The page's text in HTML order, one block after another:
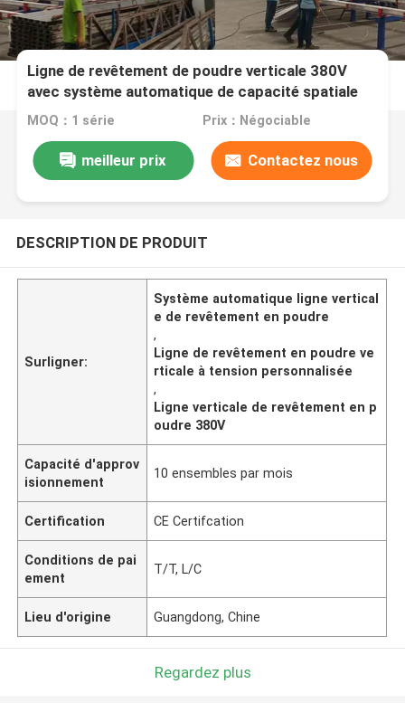
Ligne de revêtement de poudre verticale 380V
avec système automatique de capacité spatiale
de tension personnalisée
MOQ：1 série Prix：Négociable
meilleur prix Contactez nous
DESCRIPTION DE PRODUIT
Surligner:
Système automatique ligne vertical
e de revêtement en poudre
,
Ligne de revêtement en poudre ve
rticale à tension personnalisée
,
Ligne verticale de revêtement en p
oudre 380V
Capacité d'approv
isionnement
10 ensembles par mois
Certification CE Certifcation
Conditions de pai
ement
T/T, L/C
Lieu d'origine Guangdong, Chine
Regardez plus